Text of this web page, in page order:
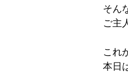
そん
ご主
これ
本日